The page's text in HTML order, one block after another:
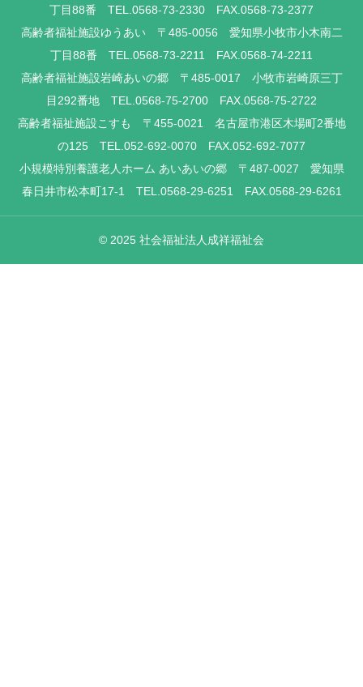
丁目88番 TEL.0568-73-2330 FAX.0568-73-2377
高齢者福祉施設ゆうあい 〒485-0056 愛知県小牧市小木南二
丁目88番 TEL.0568-73-2211 FAX.0568-74-2211
高齢者福祉施設岩崎あいの郷 〒485-0017 小牧市岩崎原三丁
目292番地 TEL.0568-75-2700 FAX.0568-75-2722
高齢者福祉施設こすも 〒455-0021 名古屋市港区木場町2番地
の125 TEL.052-692-0070 FAX.052-692-7077
小規模特別養護老人ホーム あいあいの郷 〒487-0027 愛知県
春日井市松本町17-1 TEL.0568-29-6251 FAX.0568-29-6261
© 2025 社会福祉法人成祥福祉会